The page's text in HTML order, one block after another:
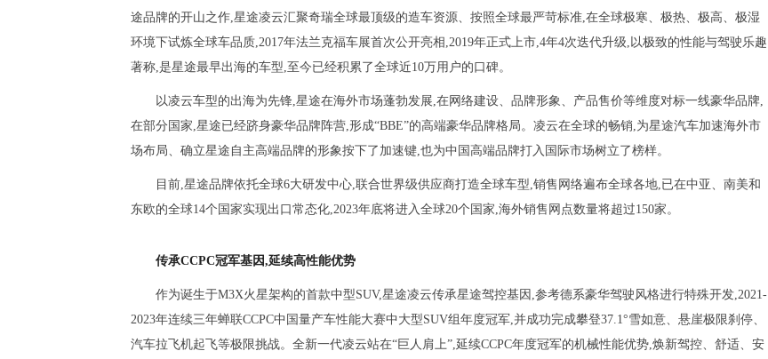
途品牌的开山之作,星途凌云汇聚奇瑞全球最顶级的造车资源、按照全球最严苛标准,在全球极寒、极热、极高、极湿
环境下试炼全球车品质,2017年法兰克福车展首次公开亮相,2019年正式上市,4年4次迭代升级,以极致的性能与驾驶乐趣
著称,是星途最早出海的车型,至今已经积累了全球近10万用户的口碑。
以凌云车型的出海为先锋,星途在海外市场蓬勃发展,在网络建设、品牌形象、产品售价等维度对标一线豪华品牌,
在部分国家,星途已经跻身豪华品牌阵营,形成“BBE”的高端豪华品牌格局。凌云在全球的畅销,为星途汽车加速海外市
场布局、确立星途自主高端品牌的形象按下了加速键,也为中国高端品牌打入国际市场树立了榜样。
目前,星途品牌依托全球6大研发中心,联合世界级供应商打造全球车型,销售网络遍布全球各地,已在中亚、南美和
东欧的全球14个国家实现出口常态化,2023年底将进入全球20个国家,海外销售网点数量将超过150家。
传承CCPC冠军基因,延续高性能优势
作为诞生于M3X火星架构的首款中型SUV,星途凌云传承星途驾控基因,参考德系豪华驾驶风格进行特殊开发,2021-
2023年连续三年蝉联CCPC中国量产车性能大赛中大型SUV组年度冠军,并成功完成攀登37.1°雪如意、悬崖极限刹停、
汽车拉飞机起飞等极限挑战。全新一代凌云站在“巨人肩上”,延续CCPC年度冠军的机械性能优势,焕新驾控、舒适、安